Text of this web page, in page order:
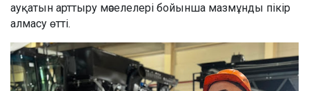
ауқатын арттыру мәселелері бойынша мазмұнды пікір
алмасу өтті.